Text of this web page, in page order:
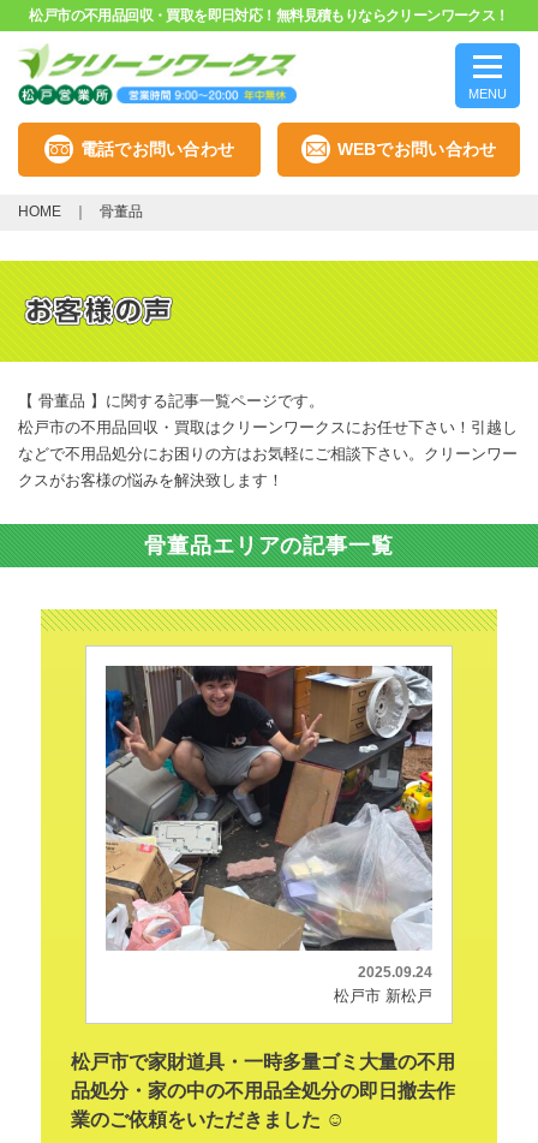
松戸市の不用品回収・買取を即日対応！無料見積もりならクリーンワークス！
MENU
電話でお問い合わせ WEBでお問い合わせ
HOME 骨董品
【 骨董品 】に関する記事一覧ページです。
松戸市の不用品回収・買取はクリーンワークスにお任せ下さい！引越し
などで不用品処分にお困りの方はお気軽にご相談下さい。クリーンワー
クスがお客様の悩みを解決致します！
骨董品エリアの記事一覧
2025.09.24
松戸市 新松戸
松戸市で家財道具・一時多量ゴミ大量の不用
品処分・家の中の不用品全処分の即日撤去作
業のご依頼をいただきました ☺️